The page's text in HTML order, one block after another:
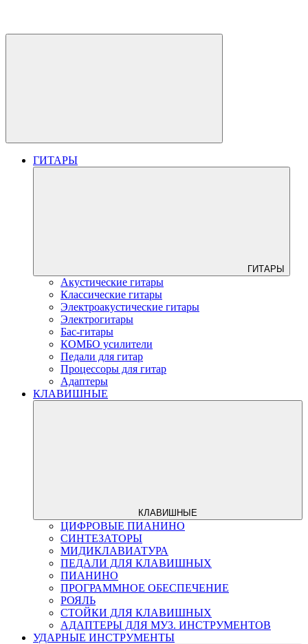
ГИТАРЫ
ГИТАРЫ
Акустические гитары
Классические гитары
Электроакустические гитары
Электрогитары
Бас-гитары
КОМБО усилители
Педали для гитар
Процессоры для гитар
Адаптеры
КЛАВИШНЫЕ
КЛАВИШНЫЕ
ЦИФРОВЫЕ ПИАНИНО
СИНТЕЗАТОРЫ
МИДИКЛАВИАТУРА
ПЕДАЛИ ДЛЯ КЛАВИШНЫХ
ПИАНИНО
ПРОГРАММНОЕ ОБЕСПЕЧЕНИЕ
РОЯЛЬ
СТОЙКИ ДЛЯ КЛАВИШНЫХ
АДАПТЕРЫ ДЛЯ МУЗ. ИНСТРУМЕНТОВ
УДАРНЫЕ ИНСТРУМЕНТЫ